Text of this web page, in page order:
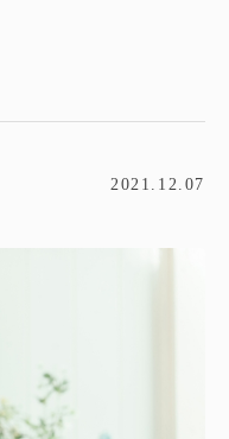
2021.12.07